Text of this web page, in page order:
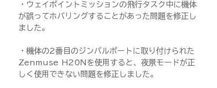
・ウェイポイントミッションの飛行タスク中に機体
が誤ってホバリングすることがあった問題を修正し
ました。
・機体の2番目のジンバルポートに取り付けられた
Zenmuse H20Nを使用すると、夜景モードが正
しく使用できない問題を修正しました。